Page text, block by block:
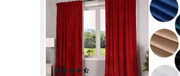
GARDINENBOX
Verdunkelungsvorhang (1 St),
Multifunktionsband, verdunkelnd,
Samt, »Milano« Samt blickdicht
Tunneldurchzug kürzbar 20357
(39)